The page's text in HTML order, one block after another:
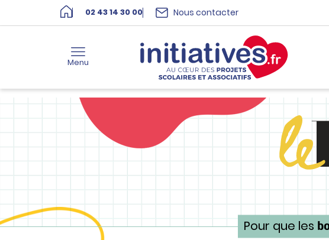
Pour que les
02 43 14 30 00 Nous contacter
Menu